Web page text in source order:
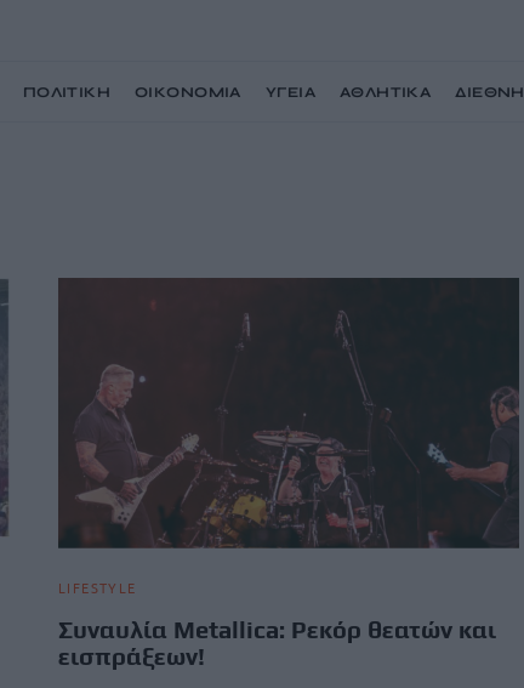
ΠΟΛΙΤΙΚΗ ΟΙΚΟΝΟΜΙΑ ΥΓΕΙΑ ΑΘΛΗΤΙΚΑ ΔΙΕΘΝΗ
LIFESTYLE
Συναυλία Metallica: Ρεκόρ θεατών και
εισπράξεων!